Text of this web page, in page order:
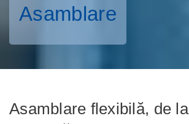
Asamblare
Asamblare flexibilă, de la